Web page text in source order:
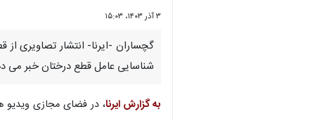
۳ آذر ۱۴۰۳، ۱۵:۰۳
گچساران -ایرنا- انتشار تصاویری
شناسایی عامل قطع درختان خبر می
به گزارش ایرنا، در فضای مجازی ویدیو